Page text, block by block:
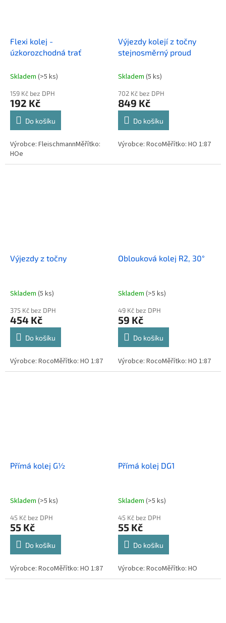
Flexi kolej -
úzkorozchodná trať
Skladem (>5 ks)
159 Kč bez DPH
192 Kč
Do košíku
Výrobce: FleischmannMěřítko:
HOe
Výjezdy kolejí z točny
stejnosměrný proud
Skladem (5 ks)
702 Kč bez DPH
849 Kč
Do košíku
Výrobce: RocoMěřítko: HO 1:87
Výjezdy z točny
Skladem (5 ks)
375 Kč bez DPH
454 Kč
Do košíku
Výrobce: RocoMěřítko: HO 1:87
Oblouková kolej R2, 30°
Skladem (>5 ks)
49 Kč bez DPH
59 Kč
Do košíku
Výrobce: RocoMěřítko: HO 1:87
Přímá kolej G½
Skladem (>5 ks)
45 Kč bez DPH
55 Kč
Do košíku
Výrobce: RocoMěřítko: HO 1:87
Přímá kolej DG1
Skladem (>5 ks)
45 Kč bez DPH
55 Kč
Do košíku
Výrobce: RocoMěřítko: HO